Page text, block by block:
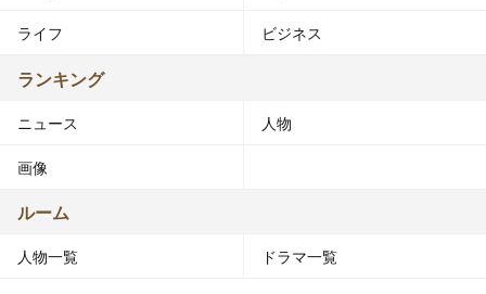
ライフ ビジネス
ランキング
ニュース 人物
画像
ルーム
人物一覧 ドラマ一覧